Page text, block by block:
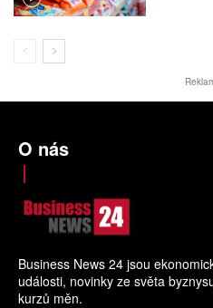
O nás
Business News 24 jsou
události, novinky ze světa
kurzů měn.